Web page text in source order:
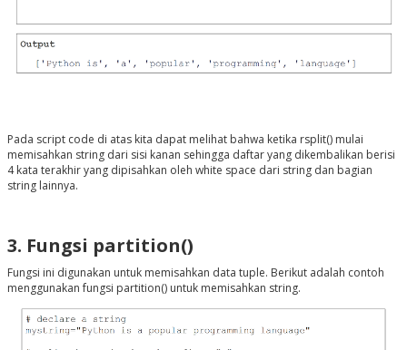
Pada script code di atas kita dapat melihat bahwa ketika rsplit() mulai
memisahkan string dari sisi kanan sehingga daftar yang dikembalikan berisi
4 kata terakhir yang dipisahkan oleh white space dari string dan bagian
string lainnya.
3. Fungsi partition()
Fungsi ini digunakan untuk memisahkan data tuple. Berikut adalah contoh
menggunakan fungsi partition() untuk memisahkan string.